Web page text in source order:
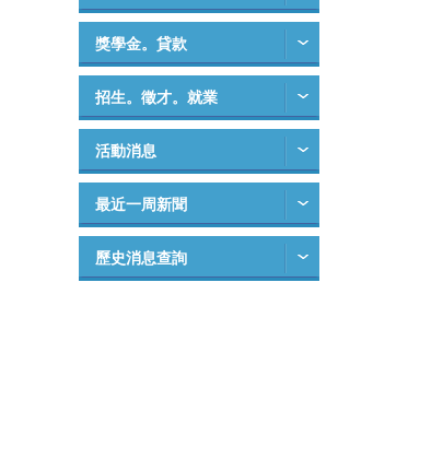
獎學金。貸款
招生。徵才。就業
活動消息
最近一周新聞
歷史消息查詢